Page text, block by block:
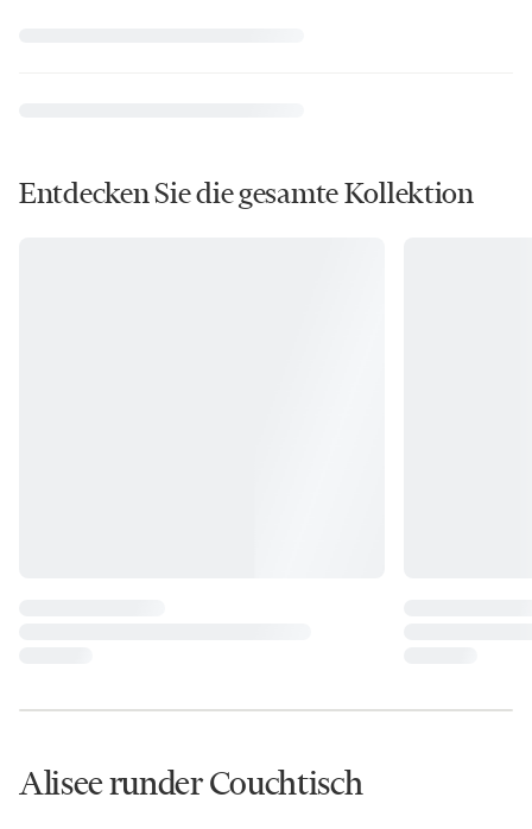
Entdecken Sie die gesamte Kollektion
Alisee runder Couchtisch